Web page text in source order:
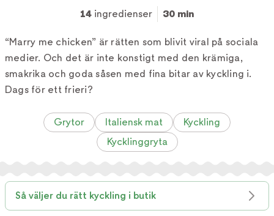
14 ingredienser 30 min
“Marry me chicken” är rätten som blivit viral på sociala
medier. Och det är inte konstigt med den krämiga,
smakrika och goda såsen med fina bitar av kyckling i.
Dags för ett frieri?
Grytor Italiensk mat
Kyckling
Kycklinggryta
Så väljer du rätt kyckling i butik